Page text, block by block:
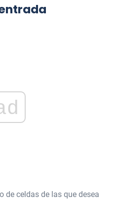
de celdas de las que desea